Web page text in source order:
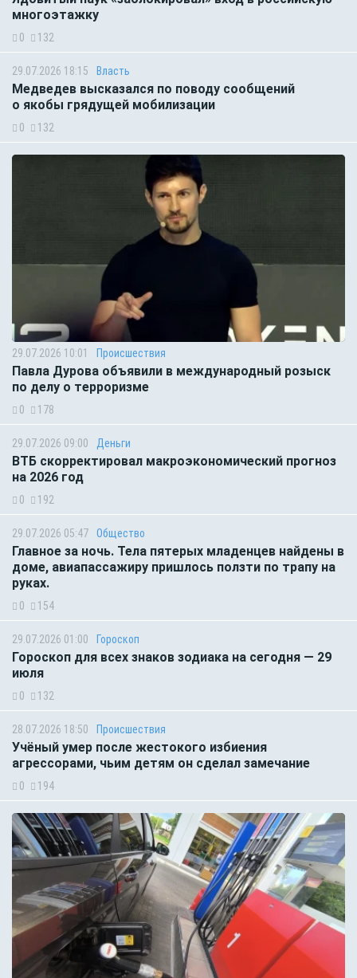
многоэтажку
0 132
29.07.2026 18:15 Власть
Медведев высказался по поводу сообщений
о якобы грядущей мобилизации
0 132
29.07.2026 10:01 Происшествия
Павла Дурова объявили в международный розыск
по делу о терроризме
0 178
29.07.2026 09:00 Деньги
ВТБ скорректировал макроэкономический прогноз
на 2026 год
0 192
29.07.2026 05:47 Общество
Главное за ночь. Тела пятерых младенцев найдены в
доме, авиапассажиру пришлось ползти по трапу на
руках.
0 154
29.07.2026 01:00 Гороскоп
Гороскоп для всех знаков зодиака на сегодня — 29
июля
0 132
28.07.2026 18:50 Происшествия
Учёный умер после жестокого избиения
агрессорами, чьим детям он сделал замечание
0 194